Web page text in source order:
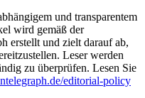
und transparentem
wird gemäß der
erstellt und zielt darauf ab,
Leser werden
zu überprüfen. Lesen Sie
editorial-policy